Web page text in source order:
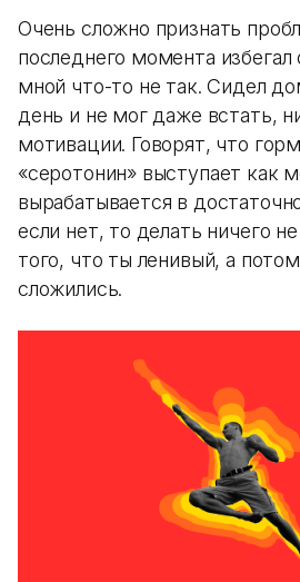
Очень сложно признать
последнего момента избегал
мной что-то не так. Сидел
день и не мог даже встать,
мотивации. Говорят, что
«серотонин» выступает как
вырабатывается в
если нет, то делать ничего
того, что ты ленивый, а
сложились.